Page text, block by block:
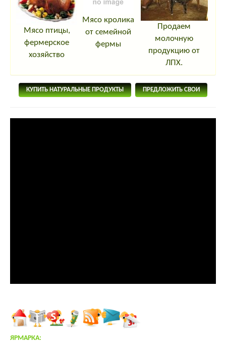
Мясо птицы,
фермерское
хозяйство
Мясо кролика
от семейной
фермы
Продаем
молочную
продукцию от
ЛПХ.
КУПИТЬ НАТУРАЛЬНЫЕ ПРОДУКТЫ ПРЕДЛОЖИТЬ СВОИ
ЯРМАРКА: